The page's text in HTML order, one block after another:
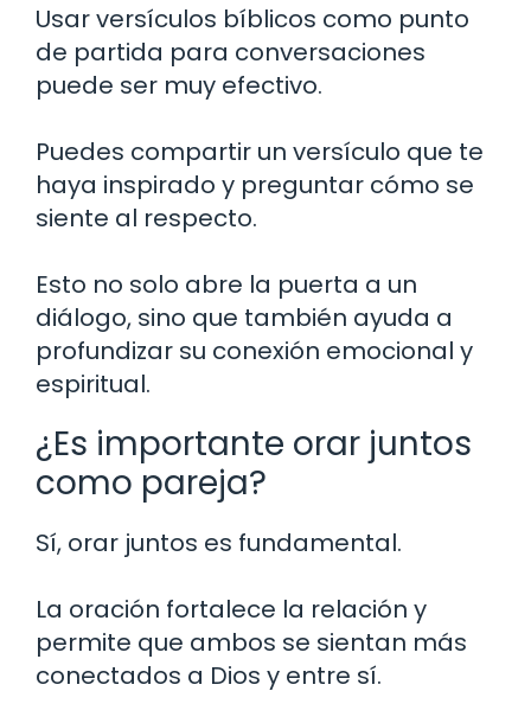
Usar versículos bíblicos como punto
de partida para conversaciones
puede ser muy efectivo.
Puedes compartir un versículo que te
haya inspirado y preguntar cómo se
siente al respecto.
Esto no solo abre la puerta a un
diálogo, sino que también ayuda a
profundizar su conexión emocional y
espiritual.
¿Es importante orar juntos
como pareja?
Sí, orar juntos es fundamental.
La oración fortalece la relación y
permite que ambos se sientan más
conectados a Dios y entre sí.